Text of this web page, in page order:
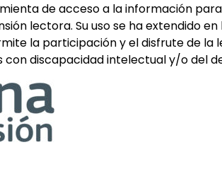
de acceso a la información
lectora. Su uso se ha extendido en
la participación y el disfrute de la
con discapacidad intelectual y/o del